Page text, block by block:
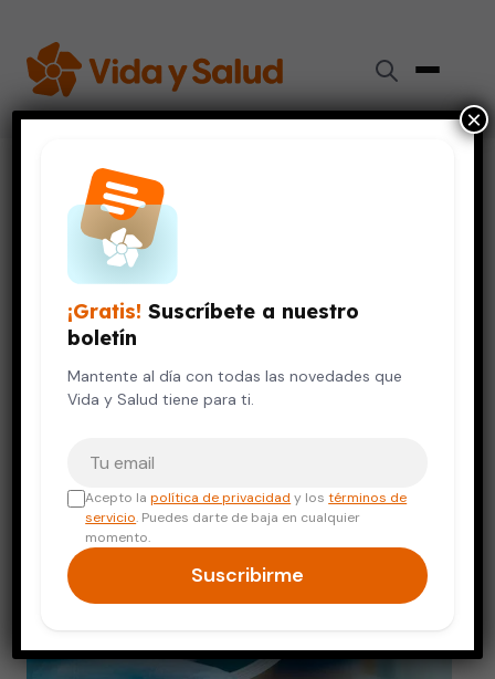
Vida Saludable
Una técnica «nueva» para combatir infecciones
VIDA SALUDABLE
Una técnica «nueva» para
combatir infecciones
7 de septiembre, 2016 7 min de lectura
¡Gratis! Suscríbete a nuestro
boletín
Mantente al día con todas las novedades que
Vida y Salud tiene para ti.
Acepto lapolítica de privacidad y lostérminos de
servicio. Puedes darte de baja en cualquier
momento.
Suscribirme
×